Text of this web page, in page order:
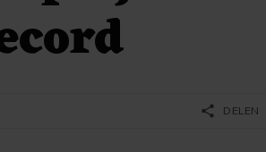
share DELEN